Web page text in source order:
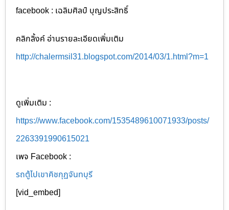
facebook : เฉลิมศิลป์ บุญประสิทธิ์
คลิกลิ้งค์ อ่านรายละเอียดเพิ่มเติม
http://chalermsil31.blogspot.com/2014/03/1.html?m=1
ดูเพิ่มเติม :
https://www.facebook.com/1535489610071933/posts/
2263391990615021
เพจ Facebook :
รถตู้ไปเขาคิชกุฏจันทบุรี
[vid_embed]